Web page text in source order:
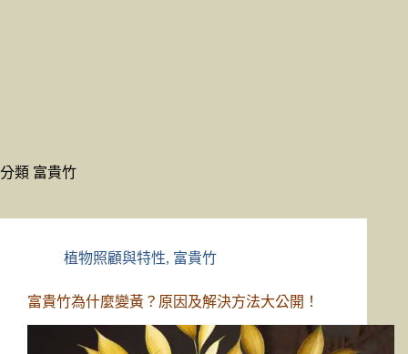
分類 富貴竹
植物照顧與特性, 富貴竹
富貴竹為什麼變黃？原因及解決方法大公開！